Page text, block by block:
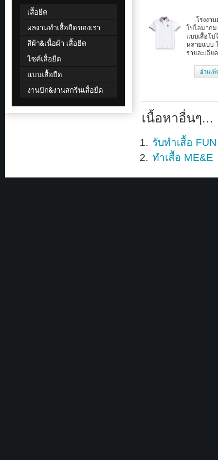
โรงงานผ
โปโลมากม
แบบเสื้อโป
หลายแบบ
รายละเอีย
อ่านเพิ่
เนื้อหาอื่นๆ...
รับทำเสื้อ
ทำเสื้อ ME&E
เสื้อยืด
ผลงานทำเสื้อยืดของเรา
สีผ้า&เนื้อผ้า เสื้อยืด
ไซค์เสื้อยืด
แบบเสื้อยืด
งานปัก&งานสกรีนเสื้อยืด